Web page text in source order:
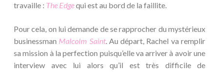
travaille : The Edgequi est au bord de la faillite.
Pour cela, on lui demande de se rapprocher du mystérieux
businessman Malcolm Saint. Au départ, Rachel va remplir
sa mission à la perfection puisqu’elle va arriver à avoir une
interview avec lui alors qu’il est très difficile de